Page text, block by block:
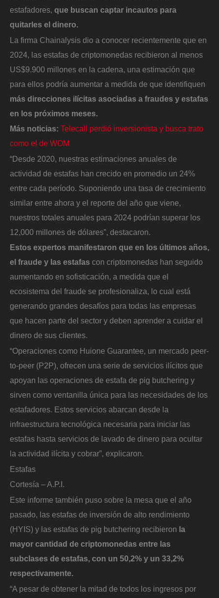
estafadores, que buscan captar incautos para
quitarles el dinero.
La firma Chainalysis dio a conocer recientemente que en
2024, las estafas de criptomonedas recibieron al menos
US$9.900 millones en la cadena, una estimación que
para ellos podría aumentar a medida de que identifiquen
más direcciones ilícitas asociadas a fraudes y estafas
en los próximos meses.
Más noticias: Telecall perdió inversionista y busca trato
como el de WOM
“Desde 2020, nuestras estimaciones anuales de
actividad de estafas han crecido en promedio un 24%
entre cada período. Suponiendo una tasa de crecimiento
similar entre ahora y el reporte del año que viene,
nuestros totales anuales para 2024 podrían superar los
12,000 millones de dólares”, destacaron.
Estos expertos manifestaron que en los últimos años,
el fraude y las estafas con criptomonedas han seguido
aumentando en sofisticación, a medida que el
ecosistema del fraude se profesionaliza, lo cual está
generando grandes desafíos para todas las empresas
que hacen parte del sector y deben aprender a cuidar el
dinero de sus clientes.
“Operaciones como Huione Guarantee, un mercado peer-
to-peer (P2P), ofrecen una serie de servicios ilícitos que
apoyan las operaciones de estafa de pig butchering y
sirven como ventanilla única para las necesidades de los
estafadores. Estos servicios abarcan desde la
infraestructura tecnológica necesaria para iniciar las
estafas hasta servicios de lavado de dinero para ocultar
la actividad ilícita y cobrar”, explicaron.
Estafas
Cortesía – A.P.I.
Este informe también puso sobre la mesa que el año
pasado, las estafas de inversión de alto rendimiento
(HYIS) y las estafas de pig butchering recibieron la
mayor cantidad de criptomonedas entre las
subclases de estafas, con un 50,2% y un 33,2%
respectivamente.
“A pesar de obtener la mitad de todos los ingresos por